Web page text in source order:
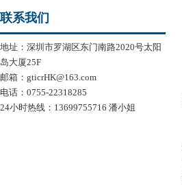
联系我们
地址：深圳市罗湖区东门南路2020号太阳
岛大厦25F
邮箱：gticrHK@163.com
电话：0755-22318285
24小时热线：13699755716 潘小姐